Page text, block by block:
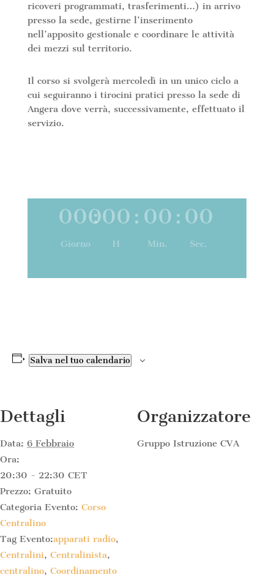
ricoveri programmati, trasferimenti…) in arrivo
presso la sede, gestirne l’inserimento
nell’apposito gestionale e coordinare le attività
dei mezzi sul territorio.
Il corso si svolgerà mercoledì in un unico ciclo a
cui seguiranno i tirocini pratici presso la sede di
Angera dove verrà, successivamente, effettuato il
servizio.
000
Giorno
:00
H
: 00
Min.
: 00
Sec.
Salva nel tuo calendario
Dettagli
Data: 6 Febbraio
Ora:
20:30 - 22:30 CET
Prezzo: Gratuito
Categoria Evento: Corso
Centralino
Tag Evento:apparati radio,
Centralini, Centralinista,
centralino, Coordinamento
Organizzatore
Gruppo Istruzione CVA